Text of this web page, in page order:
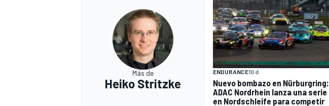
Más de
Heiko Stritzke
ENDURANCE10 d
Nuevo bombazo en Nürburgring:
ADAC Nordrhein lanza una serie
en Nordschleife para competir